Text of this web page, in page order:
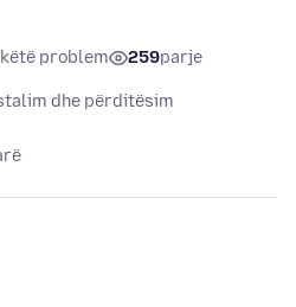
problem 259parje
dhe përditësim